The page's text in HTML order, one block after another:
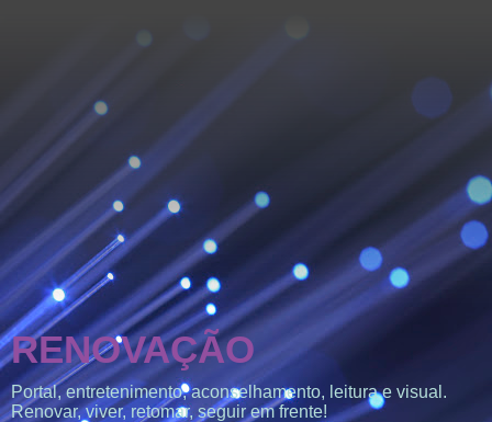
RENOVAÇÃO
Portal, entretenimento, aconselhamento, leitura e visual.
Renovar, viver, retomar, seguir em frente!